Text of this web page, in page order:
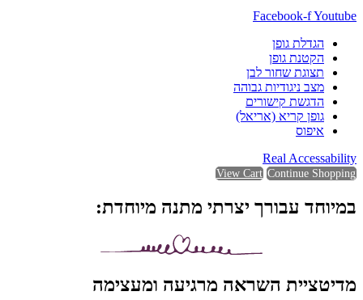
Facebook-fYoutube
הגדלת גופן
הקטנת גופן
תצוגת שחור לבן
מצב ניגודיות גבוהה
הדגשת קישורים
גופן קריא (אריאל)
איפוס
Real Accessability
View Cart Continue Shopping
במיוחד עבורך יצרתי מתנה מיוחדת:
מדיטציית השראה מרגיעה ומעצימה